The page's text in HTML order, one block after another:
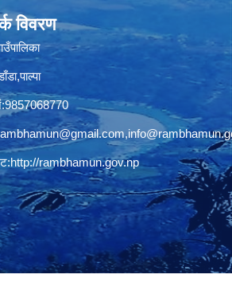
विवरण
,
http://rambhamun.gov.np